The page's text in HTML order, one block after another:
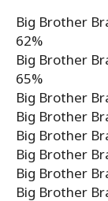
Big Brother
62%
Big Brother
65%
Big Brother
Big Brother
Big Brother
Big Brother
Big Brother
Big Brother